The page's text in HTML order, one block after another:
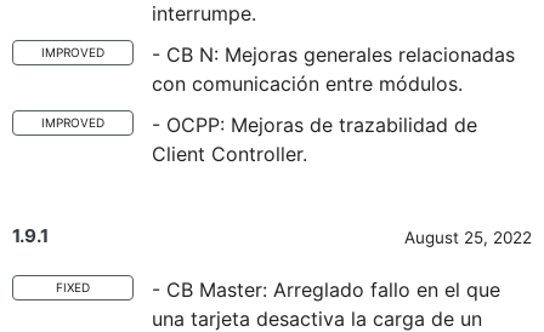
interrumpe.
IMPROVED
- CB N: Mejoras generales relacionadas
con comunicación entre módulos.
IMPROVED
- OCPP: Mejoras de trazabilidad de
Client Controller.
1.9.1 August 25, 2022
FIXED
- CB Master: Arreglado fallo en el que
una tarjeta desactiva la carga de un